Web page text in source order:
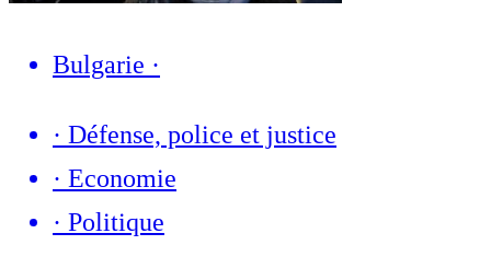
Bulgarie ·
· Défense, police et justice
· Economie
· Politique